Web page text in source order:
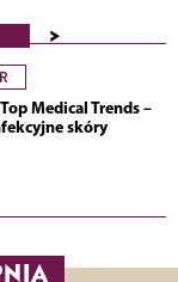
>
Medical Trends –
skóry